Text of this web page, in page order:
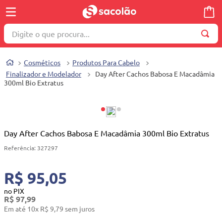
Digite o que procura...
Cosméticos
Produtos Para Cabelo
Finalizador e Modelador
Day After Cachos Babosa E Macadâmia
300ml Bio Extratus
Day After Cachos Babosa E Macadâmia 300ml Bio Extratus
Referência: 327297
R$ 95,05
no PIX
R$97,99
Em até 10x R$ 9,79 sem juros
1º
wella
5º
toalha